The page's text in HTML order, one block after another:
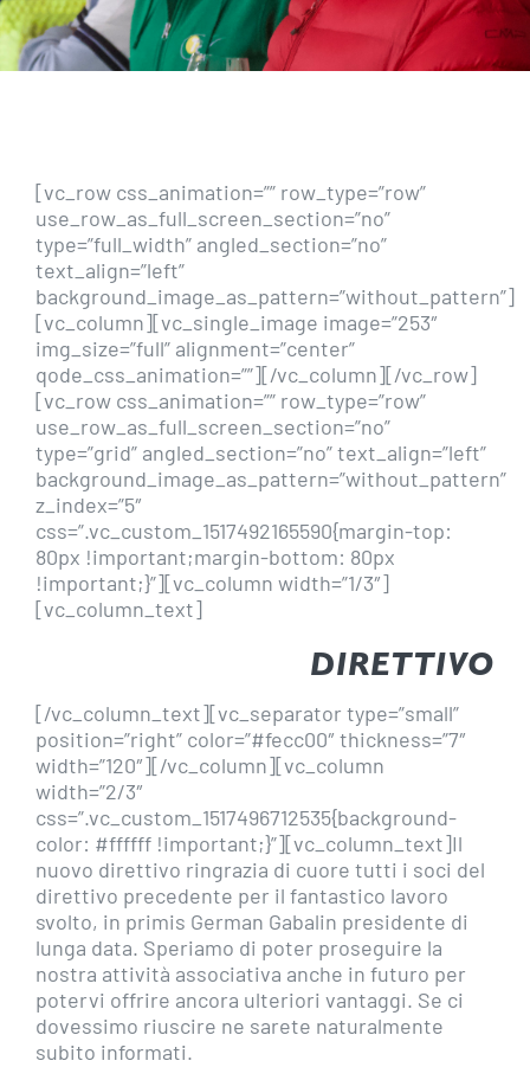
[vc_row css_animation=”” row_type=”row”
use_row_as_full_screen_section=”no”
type=”full_width” angled_section=”no”
text_align=”left”
background_image_as_pattern=”without_pattern”]
[vc_column][vc_single_image image=”253″
img_size=”full” alignment=”center”
qode_css_animation=””][/vc_column][/vc_row]
[vc_row css_animation=”” row_type=”row”
use_row_as_full_screen_section=”no”
type=”grid” angled_section=”no” text_align=”left”
background_image_as_pattern=”without_pattern”
z_index=”5″
css=”.vc_custom_1517492165590{margin-top:
80px !important;margin-bottom: 80px
!important;}”][vc_column width=”1/3″]
[vc_column_text]
DIRETTIVO
[/vc_column_text][vc_separator type=”small”
position=”right” color=”#fecc00″ thickness=”7″
width=”120″][/vc_column][vc_column
width=”2/3″
css=”.vc_custom_1517496712535{background-
color: #ffffff !important;}”][vc_column_text]Il
nuovo direttivo ringrazia di cuore tutti i soci del
direttivo precedente per il fantastico lavoro
svolto, in primis German Gabalin presidente di
lunga data. Speriamo di poter proseguire la
nostra attività associativa anche in futuro per
potervi offrire ancora ulteriori vantaggi. Se ci
dovessimo riuscire ne sarete naturalmente
subito informati.